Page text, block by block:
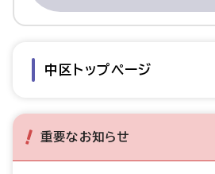
中区トップページ
重要なお知らせ